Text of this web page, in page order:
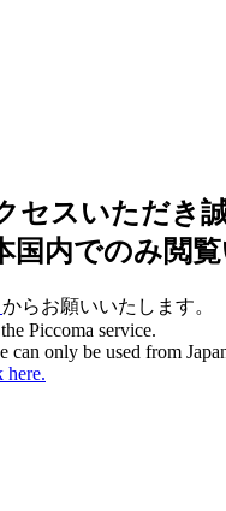
セスいただき
国内でのみ閲覧
からお願いいたします。
Piccoma service.
can only be used from
here.